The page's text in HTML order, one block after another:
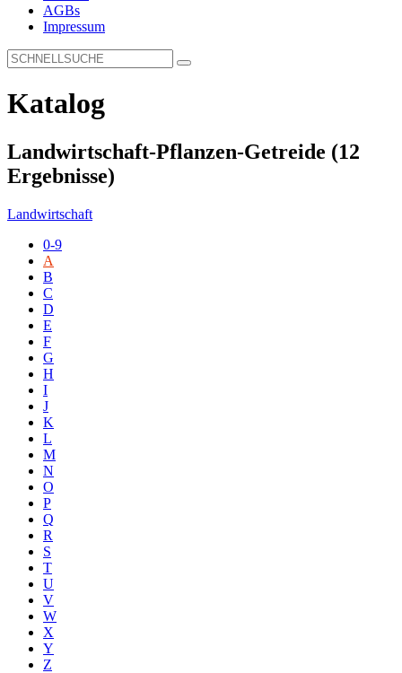
AGBs
Impressum
Katalog
Landwirtschaft-Pflanzen-Getreide (12
Ergebnisse)
Landwirtschaft
0-9
A
B
C
D
E
F
G
H
I
J
K
L
M
N
O
P
Q
R
S
T
U
V
W
X
Y
Z